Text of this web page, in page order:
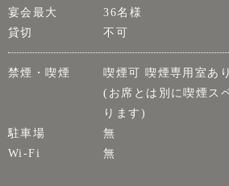
宴会最大
36名様
貸切
不可
禁煙・喫煙
喫煙可 喫煙専用室あり
(お席とは別に喫煙ス
ります)
駐車場
無
Wi-Fi
無